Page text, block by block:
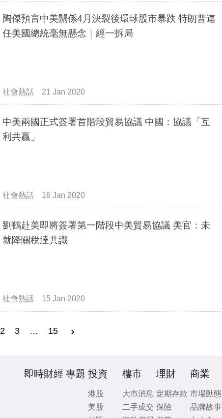
陶傑預言中美關係4月決裂後環球股市暴跌 特朗普連
任美國總統毫無懸念｜經一拆局
社會熱話 21 Jan 2020
中美兩國正式簽署首階段貿易協議 中國：協議「互
利共贏」
社會熱話 16 Jan 2020
劉鶴赴美即將簽署第一階段中美貿易協議 美官：未
就降關稅達共識
社會熱話 15 Jan 2020
2 3 … 15
即時財經 專題 投資
港股
美股
樓市
大市消息
二手成交
理財
定期存款
保險
商業
市場動態
品牌故事